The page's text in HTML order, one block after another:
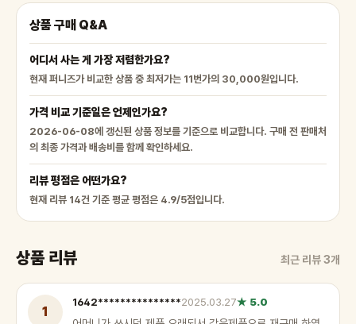
상품 구매 Q&A
어디서 사는 게 가장 저렴한가요?
현재 퍼니즈가 비교한 상품 중 최저가는 11번가의 30,000원입니다.
가격 비교 기준일은 언제인가요?
2026-06-08에 갱신된 상품 정보를 기준으로 비교합니다. 구매 전 판매처
의 최종 가격과 배송비를 함께 확인하세요.
리뷰 평점은 어떤가요?
현재 리뷰 14건 기준 평균 평점은 4.9/5점입니다.
상품 리뷰 최근 리뷰 3개
1
1642***************2025.03.27★ 5.0